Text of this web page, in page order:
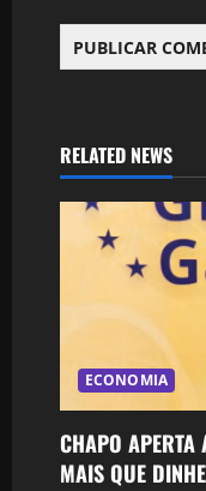
RELATED NEWS
ECONOMIA
CHAPO
MAIS QUE